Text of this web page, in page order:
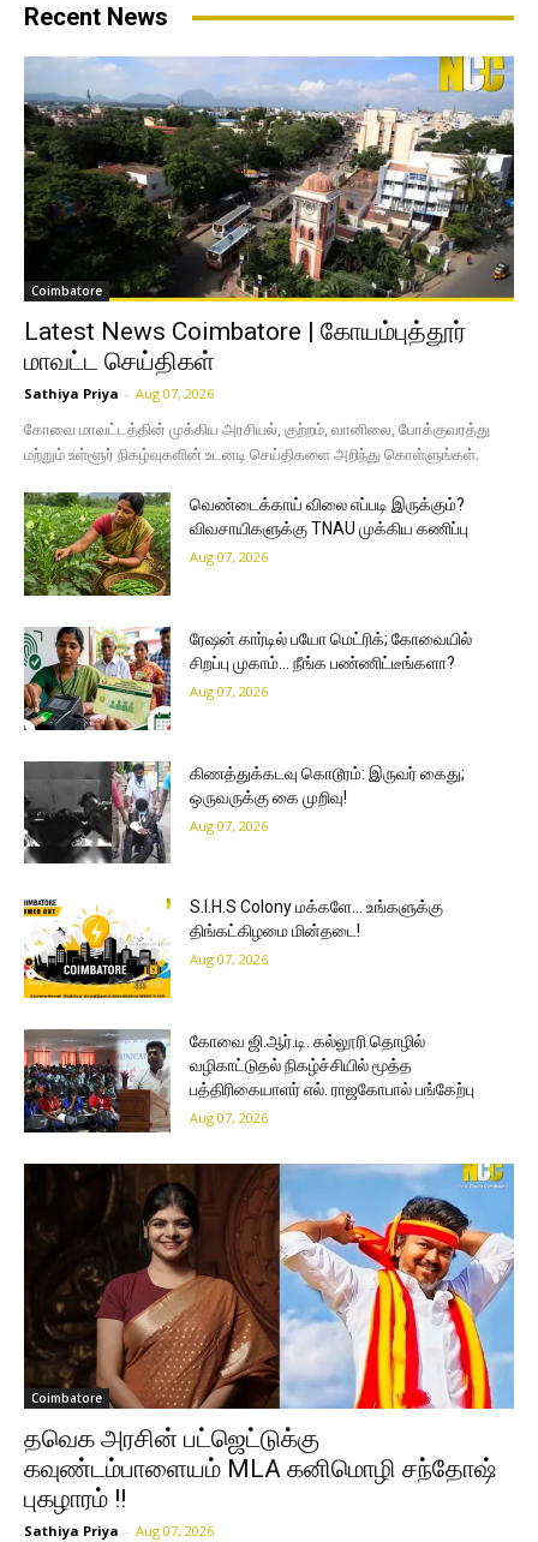
Recent News
Coimbatore
Latest News Coimbatore | கோயம்புத்தூர்
மாவட்ட செய்திகள்
Sathiya Priya - Aug 07, 2026
கோவை மாவட்டத்தின் முக்கிய அரசியல், குற்றம், வானிலை, போக்குவரத்து
மற்றும் உள்ளூர் நிகழ்வுகளின் உடனடி செய்திகளை அறிந்து கொள்ளுங்கள்.
வெண்டைக்காய் விலை எப்படி இருக்கும்?
விவசாயிகளுக்கு TNAU முக்கிய கணிப்பு
Aug 07, 2026
ரேஷன் கார்டில் பயோ மெட்ரிக்; கோவையில்
சிறப்பு முகாம்… நீங்க பண்ணிட்டீங்களா?
Aug 07, 2026
கிணத்துக்கடவு கொடூரம்: இருவர் கைது;
ஒருவருக்கு கை முறிவு!
Aug 07, 2026
S.I.H.S Colony மக்களே… உங்களுக்கு
திங்கட்கிழமை மின்தடை!
Aug 07, 2026
கோவை ஜி.ஆர்.டி. கல்லூரி தொழில்
வழிகாட்டுதல் நிகழ்ச்சியில் மூத்த
பத்திரிகையாளர் எல். ராஜகோபால் பங்கேற்பு
Aug 07, 2026
Coimbatore
தவெக அரசின் பட்ஜெட்டுக்கு
கவுண்டம்பாளையம் MLA கனிமொழி சந்தோஷ்
புகழாரம் !!
Sathiya Priya - Aug 07, 2026